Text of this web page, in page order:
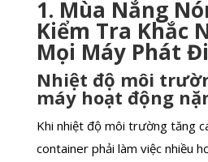
1. Mùa Nắng
Kiểm Tra Khắc
Mọi Máy Phát
Nhiệt độ môi
máy hoạt động
Khi nhiệt độ môi trường tăng
container phải làm việc nhiều